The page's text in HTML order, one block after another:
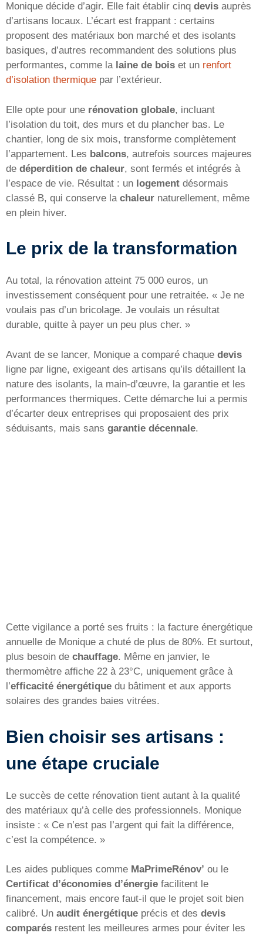
Monique décide d’agir. Elle fait établir cinq devis auprès
d’artisans locaux. L’écart est frappant : certains
proposent des matériaux bon marché et des isolants
basiques, d’autres recommandent des solutions plus
performantes, comme la laine de bois et un renfort
d’isolation thermique par l’extérieur.
Elle opte pour une rénovation globale, incluant
l’isolation du toit, des murs et du plancher bas. Le
chantier, long de six mois, transforme complètement
l’appartement. Les balcons, autrefois sources majeures
de déperdition de chaleur, sont fermés et intégrés à
l’espace de vie. Résultat : un logement désormais
classé B, qui conserve la chaleur naturellement, même
en plein hiver.
Le prix de la transformation
Au total, la rénovation atteint 75 000 euros, un
investissement conséquent pour une retraitée. « Je ne
voulais pas d’un bricolage. Je voulais un résultat
durable, quitte à payer un peu plus cher. »
Avant de se lancer, Monique a comparé chaque devis
ligne par ligne, exigeant des artisans qu’ils détaillent la
nature des isolants, la main-d’œuvre, la garantie et les
performances thermiques. Cette démarche lui a permis
d’écarter deux entreprises qui proposaient des prix
séduisants, mais sans garantie décennale.
Cette vigilance a porté ses fruits : la facture énergétique
annuelle de Monique a chuté de plus de 80%. Et surtout,
plus besoin de chauffage. Même en janvier, le
thermomètre affiche 22 à 23°C, uniquement grâce à
l’efficacité énergétique du bâtiment et aux apports
solaires des grandes baies vitrées.
Bien choisir ses artisans :
une étape cruciale
Le succès de cette rénovation tient autant à la qualité
des matériaux qu’à celle des professionnels. Monique
insiste : « Ce n’est pas l’argent qui fait la différence,
c’est la compétence. »
Les aides publiques comme MaPrimeRénov’ ou le
Certificat d’économies d’énergie facilitent le
financement, mais encore faut-il que le projet soit bien
calibré. Un audit énergétique précis et des devis
comparés restent les meilleures armes pour éviter les